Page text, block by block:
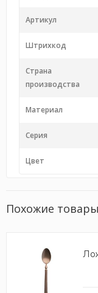
Артикул
Штрихкод
Страна
производства
Материал
Серия
Цвет
Похожие товары